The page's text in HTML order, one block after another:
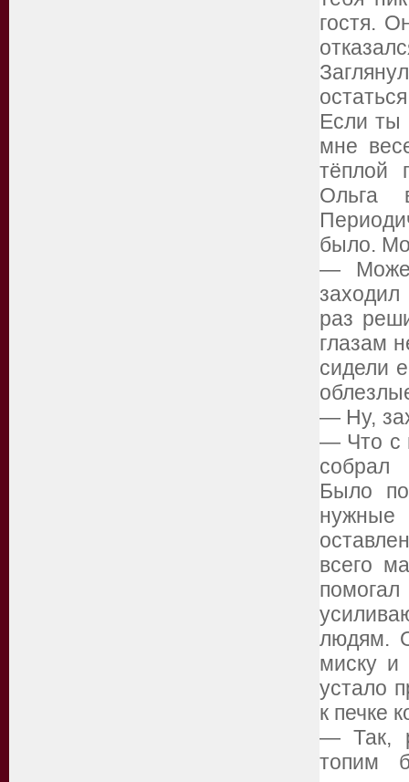
гостя.
Если ты
мне
тёплой
Ольга
было.
—
раз
глазам
сидели
— Ну,
— Что с
собрал
Было
нужные
всего
людям.
миску и
устало
к печке
— Так,
топим